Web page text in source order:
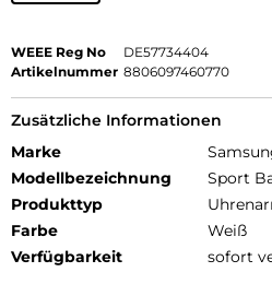
WEEE Reg No
DE57734404
Artikelnummer 8806097460770
Zusätzliche Informationen
Marke
Modellbezeichnung
Sport
Produkttyp
Farbe
Weiß
Verfügbarkeit
sofort